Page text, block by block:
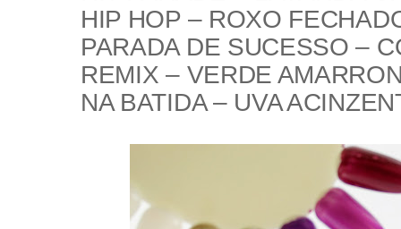
HIP HOP –ROXO
PARADA DE SUCESSO –
REMIX –VERDE
NA BATIDA– UVA